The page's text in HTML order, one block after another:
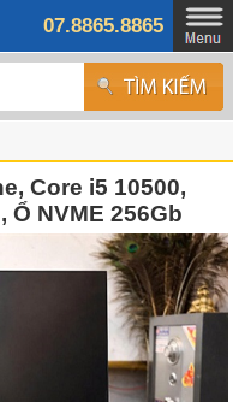
07.8865.8865
Core i5 10500,
Ổ NVME 256Gb